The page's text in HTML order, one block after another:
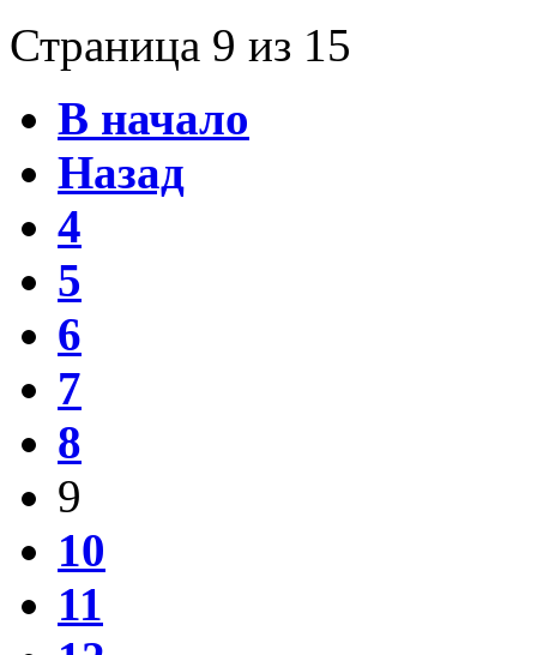
Страница 9 из 15
В начало
Назад
4
5
6
7
8
9
10
11